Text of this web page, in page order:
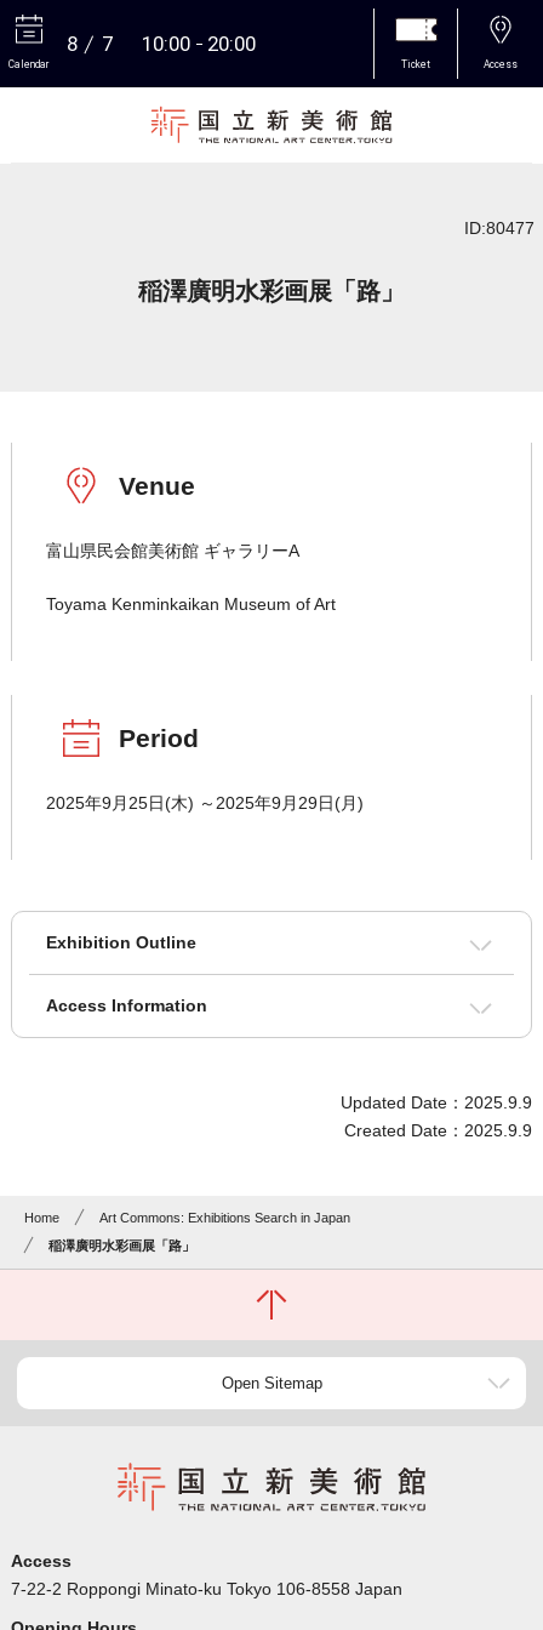
Calendar
8 7 10:00 20:00
Ticket Access
ID:80477
稲澤廣明水彩画展「路」
Venue
富山県民会館美術館 ギャラリーA
Toyama Kenminkaikan Museum of Art
Period
2025年9月25日(木) ～2025年9月29日(月)
Exhibition Outline
Access Information
Updated Date：2025.9.9
Created Date：2025.9.9
Home
Art Commons: Exhibitions Search in Japan
稲澤廣明水彩画展「路」
Open Sitemap
Access
7-22-2 Roppongi Minato-ku Tokyo 106-8558 Japan